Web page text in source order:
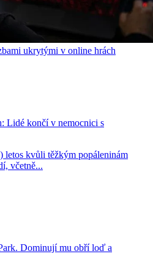
ukrytými v online hrách
Lidé končí v nemocnici s
letos kvůli těžkým popáleninám
včetně...
Dominují mu obří loď a